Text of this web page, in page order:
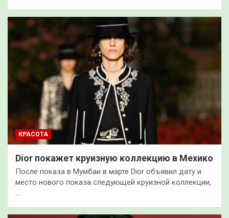
КРАСОТА
Dior покажет круизную коллекцию в Мехико
После показа в Мумбаи в марте Dior объявил дату и
место нового показа следующей круизной коллекции,
…